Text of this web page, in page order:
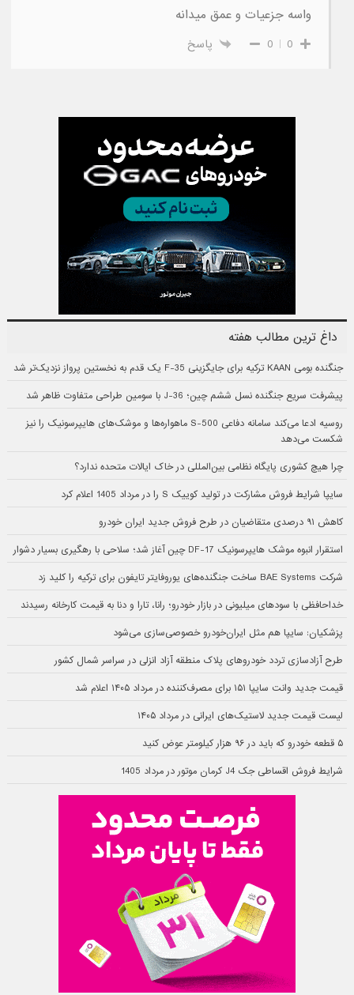
واسه جزعیات و عمق میدانه
0
0 پاسخ
داغ ترین مطالب هفته
جنگنده بومی KAAN ترکیه برای جایگزینی F-35 یک قدم به نخستین پرواز نزدیک‌تر شد
پیشرفت سریع جنگنده نسل ششم چین؛ J-36 با سومین طراحی متفاوت ظاهر شد
روسیه ادعا می‌کند سامانه دفاعی S-500 ماهواره‌ها و موشک‌های هایپرسونیک را نیز
شکست می‌دهد
چرا هیچ کشوری پایگاه نظامی بین‌المللی در خاک ایالات متحده ندارد؟
سایپا شرایط فروش مشارکت در تولید کوییک S را در مرداد 1405 اعلام کرد
کاهش ۹۱ درصدی متقاضیان در طرح فروش جدید ایران خودرو
استقرار انبوه موشک هایپرسونیک DF-17 چین آغاز شد؛ سلاحی با رهگیری بسیار دشوار
شرکت BAE Systems ساخت جنگنده‌های یوروفایتر تایفون برای ترکیه را کلید زد
خداحافظی با سودهای میلیونی در بازار خودرو؛ رانا، تارا و دنا به قیمت کارخانه رسیدند
پزشکیان: سایپا هم مثل ایران‌خودرو خصوصی‌سازی می‌شود
طرح آزادسازی تردد خودروهای پلاک منطقه آزاد انزلی در سراسر شمال کشور
قیمت جدید وانت سایپا ۱۵۱ برای مصرف‌کننده در مرداد ۱۴۰۵ اعلام شد
لیست قیمت جدید لاستیک‌های ایرانی در مرداد ۱۴۰۵
۵ قطعه خودرو که باید در ۹۶ هزار کیلومتر عوض کنید
شرایط فروش اقساطی جک J4 کرمان موتور در مرداد 1405